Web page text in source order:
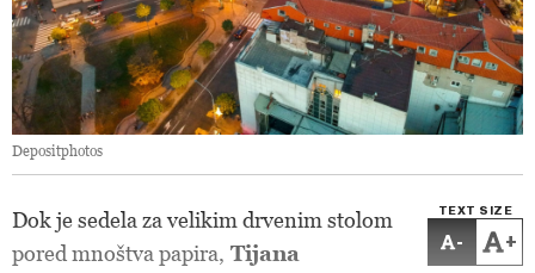
Depositphotos
TEXT SIZE
- +
Dok je sedela za velikim drvenim stolom
pored mnoštva papira, Tijana